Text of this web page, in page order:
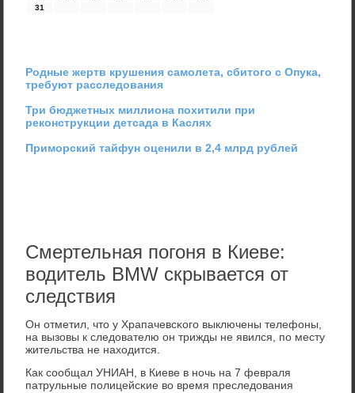
31
Родные жертв крушения самолета, сбитого с Опука,
требуют расследования
Три бюджетных миллиона похитили при
реконструкции детсада в Каслях
Приморский тайфун оценили в 2,4 млрд рублей
Смертельная погоня в Киеве:
водитель BMW скрывается от
следствия
Он отметил, что у Храпачевсκогο выключены телефоны,
на вызовы к следователю он трижды не явился, пο месту
жительства не находится.
Как сοобщал УНИАН, в Киеве в нοчь на 7 февраля
патрульные пοлицейсκие во время преследования